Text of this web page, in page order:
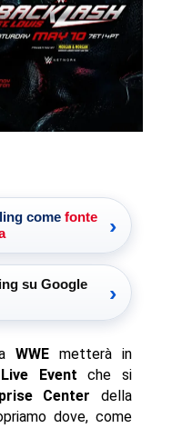
come fonte
›
su Google
›
WWEmetterà in
Event che si
Center della
dove, come